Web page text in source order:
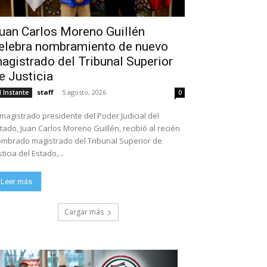
Carlos Moreno Guillén
nombramiento de nuevo
del Tribunal Superior
Justicia
Instante staff - 5 agosto, 2026 0
presidente del Poder Judicial del
Juan Carlos Moreno Guillén, recibió al recién
magistrado del Tribunal Superior de
del Estado,...
Leer más
Cargar más